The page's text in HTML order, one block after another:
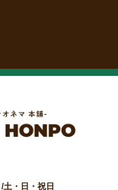
・日・祝日